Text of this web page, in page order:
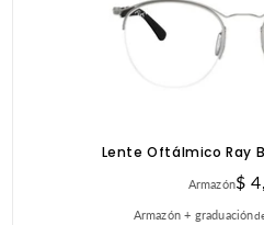
Lente Oftálmico Ray
Armazón$
Armazón + graduación